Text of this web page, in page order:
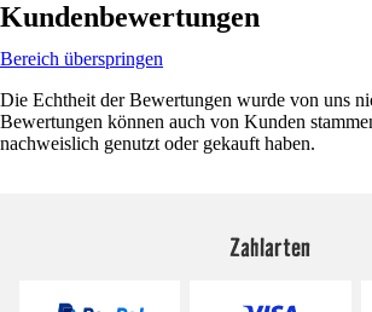
Kundenbewertungen
Bereich überspringen
Die Echtheit der Bewertungen wurde von uns
Bewertungen können auch von Kunden
nachweislich genutzt oder gekauft haben.
Zahlarten